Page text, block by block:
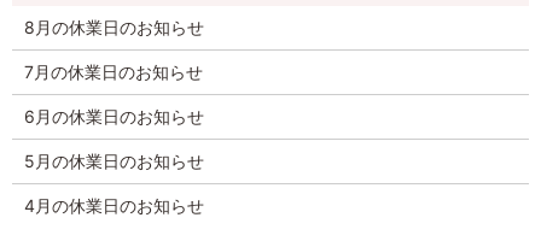
8月の休業日のお知らせ
7月の休業日のお知らせ
6月の休業日のお知らせ
5月の休業日のお知らせ
4月の休業日のお知らせ